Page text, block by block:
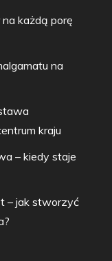
każdą porę
na
kraju
– kiedy staje
– jak stworzyć